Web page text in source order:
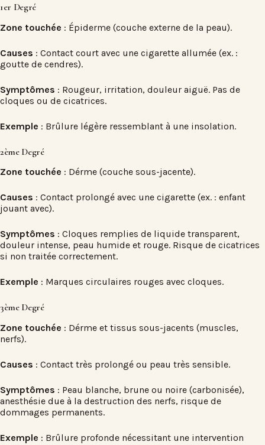
1er Degré
Zone touchée : Épiderme (couche externe de la peau).
Causes : Contact court avec une cigarette allumée (ex. :
goutte de cendres).
Symptômes : Rougeur, irritation, douleur aiguë. Pas de
cloques ou de cicatrices.
Exemple : Brûlure légère ressemblant à une insolation.
2ème Degré
Zone touchée : Dérme (couche sous-jacente).
Causes : Contact prolongé avec une cigarette (ex. : enfant
jouant avec).
Symptômes : Cloques remplies de liquide transparent,
douleur intense, peau humide et rouge. Risque de cicatrices
si non traitée correctement.
Exemple : Marques circulaires rouges avec cloques.
3ème Degré
Zone touchée : Dérme et tissus sous-jacents (muscles,
nerfs).
Causes : Contact très prolongé ou peau très sensible.
Symptômes : Peau blanche, brune ou noire (carbonisée),
anesthésie due à la destruction des nerfs, risque de
dommages permanents.
Exemple : Brûlure profonde nécessitant une intervention